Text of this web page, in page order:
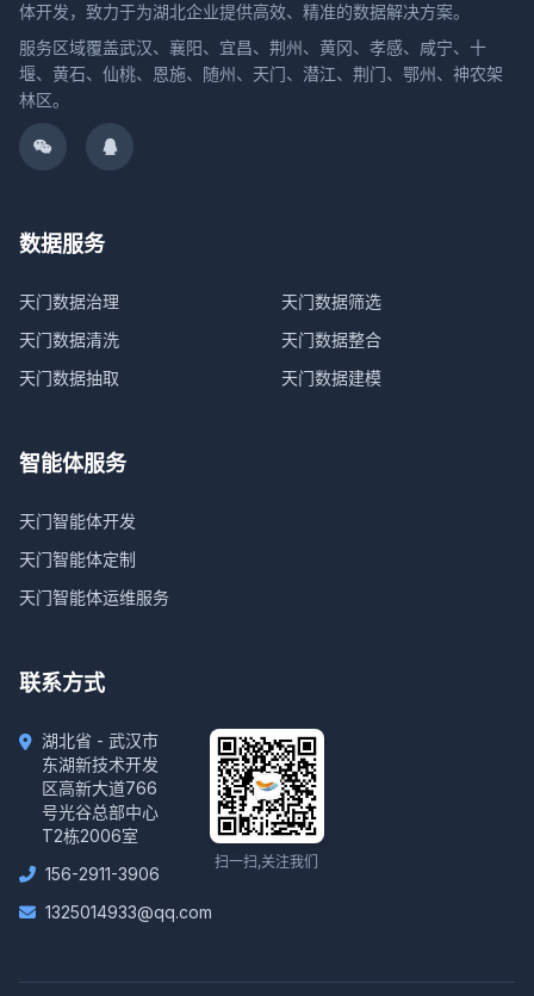
体开发，致力于为湖北企业提供高效、精准的数据解决方案。
服务区域覆盖武汉、襄阳、宜昌、荆州、黄冈、孝感、咸宁、十
堰、黄石、仙桃、恩施、随州、天门、潜江、荆门、鄂州、神农架
林区。
数据服务
天门数据治理
天门数据筛选
天门数据清洗
天门数据整合
天门数据抽取
天门数据建模
智能体服务
天门智能体开发
天门智能体定制
天门智能体运维服务
联系方式
湖北省 - 武汉市
东湖新技术开发
区高新大道766
号光谷总部中心
T2栋2006室
156-2911-3906
1325014933@qq.com
扫一扫,关注我们